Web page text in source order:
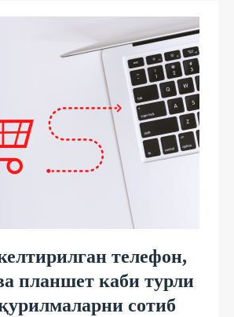
телефон,
планшет каби турли
сотиб